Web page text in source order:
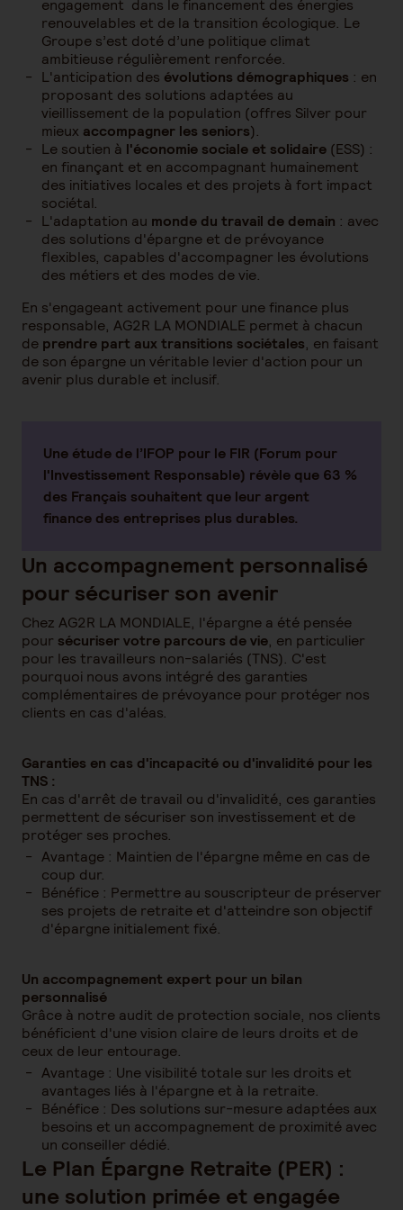
engagement dans le financement des énergies
renouvelables et de la transition écologique. Le
Groupe s’est doté d’une politique climat
ambitieuse régulièrement renforcée.
L'anticipation des évolutions démographiques : en
proposant des solutions adaptées au
vieillissement de la population (offres Silver pour
mieux accompagner les seniors).
Le soutien à l'économie sociale et solidaire (ESS) :
en finançant et en accompagnant humainement
des initiatives locales et des projets à fort impact
sociétal.
L'adaptation au monde du travail de demain : avec
des solutions d'épargne et de prévoyance
flexibles, capables d'accompagner les évolutions
des métiers et des modes de vie.
En s'engageant activement pour une finance plus
responsable, AG2R LA MONDIALE permet à chacun
de prendre part aux transitions sociétales, en faisant
de son épargne un véritable levier d'action pour un
avenir plus durable et inclusif.
Une étude de l’IFOP pour le FIR (Forum pour
l'Investissement Responsable) révèle que 63 %
des Français souhaitent que leur argent
finance des entreprises plus durables.
Un accompagnement personnalisé
pour sécuriser son avenir
Chez AG2R LA MONDIALE, l'épargne a été pensée
pour sécuriser votre parcours de vie, en particulier
pour les travailleurs non-salariés (TNS). C'est
pourquoi nous avons intégré des garanties
complémentaires de prévoyance pour protéger nos
clients en cas d'aléas.
Garanties en cas d'incapacité ou d'invalidité pour les
TNS :
En cas d'arrêt de travail ou d'invalidité, ces garanties
permettent de sécuriser son investissement et de
protéger ses proches.
Avantage : Maintien de l'épargne même en cas de
coup dur.
Bénéfice : Permettre au souscripteur de préserver
ses projets de retraite et d'atteindre son objectif
d'épargne initialement fixé.
Un accompagnement expert pour un bilan
personnalisé
Grâce à notre audit de protection sociale, nos clients
bénéficient d'une vision claire de leurs droits et de
ceux de leur entourage.
Avantage : Une visibilité totale sur les droits et
avantages liés à l'épargne et à la retraite.
Bénéfice : Des solutions sur-mesure adaptées aux
besoins et un accompagnement de proximité avec
un conseiller dédié.
Le Plan Épargne Retraite (PER) :
une solution primée et engagée